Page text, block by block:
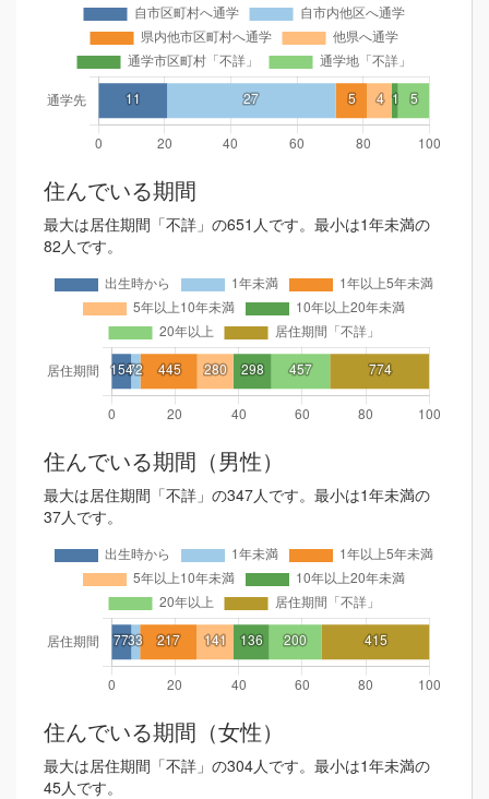
住んでいる期間
最大は居住期間「不詳」の651人です。最小は1年未満の
82人です。
住んでいる期間（男性）
最大は居住期間「不詳」の347人です。最小は1年未満の
37人です。
住んでいる期間（女性）
最大は居住期間「不詳」の304人です。最小は1年未満の
45人です。